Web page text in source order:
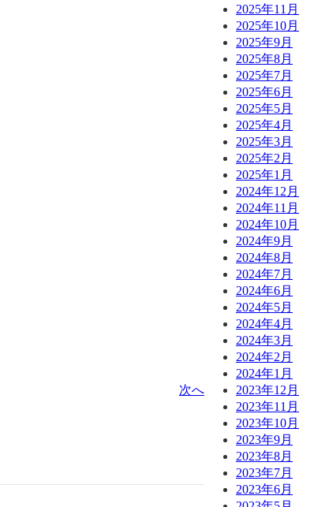
次へ
2025年11月
2025年10月
2025年9月
2025年8月
2025年7月
2025年6月
2025年5月
2025年4月
2025年3月
2025年2月
2025年1月
2024年12月
2024年11月
2024年10月
2024年9月
2024年8月
2024年7月
2024年6月
2024年5月
2024年4月
2024年3月
2024年2月
2024年1月
2023年12月
2023年11月
2023年10月
2023年9月
2023年8月
2023年7月
2023年6月